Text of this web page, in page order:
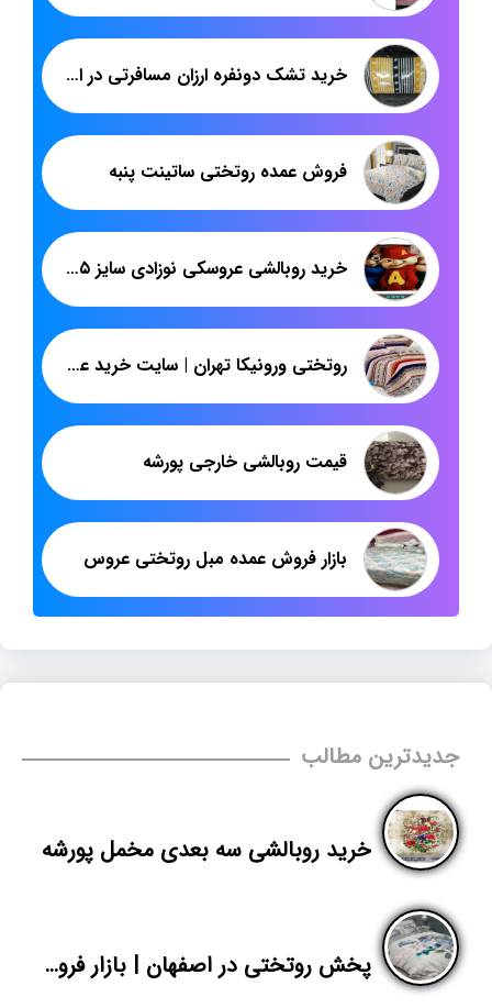
خرید تشک دونفره ارزان مسافرتی در اصفهان
فروش عمده روتختی ساتینت پنبه
خرید روبالشی عروسکی نوزادی سایز ۴۵*۲۵
روتختی ورونیکا تهران | سایت خرید عمده روتختی پلی استر ارزان | پاندا
قیمت روبالشی خارجی پورشه
بازار فروش عمده مبل روتختی عروس
جدیدترین مطالب
خرید روبالشی سه بعدی مخمل پورشه
پخش روتختی در اصفهان | بازار فروش روتختی پارچه تنسل یک نفره